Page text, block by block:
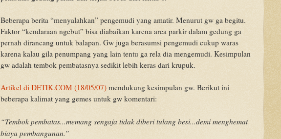
Beberapa berita “menyalahkan” pengemudi yang amatir. Menurut gw ga begitu.
Faktor “kendaraan ngebut” bisa diabaikan karena area parkir dalam gedung ga
pernah dirancang untuk balapan. Gw juga berasumsi pengemudi cukup waras
karena kalau gila penumpang yang lain tentu ga rela dia mengemudi. Kesimpulan
gw adalah tembok pembatasnya sedikit lebih keras dari krupuk.
Artikel di DETIK.COM (18/05/07) mendukung kesimpulan gw. Berikut ini
beberapa kalimat yang gemes untuk gw komentari:
“Tembok pembatas...memang sengaja tidak diberi tulang besi...demi menghemat
biaya pembangunan.”